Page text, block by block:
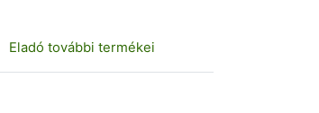
Eladó további termékei